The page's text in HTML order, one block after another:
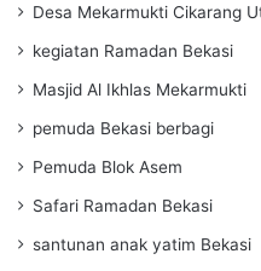
Desa Mekarmukti Cikarang
kegiatan Ramadan Bekasi
Masjid Al Ikhlas Mekarmukti
pemuda Bekasi berbagi
Pemuda Blok Asem
Safari Ramadan Bekasi
santunan anak yatim Bekasi